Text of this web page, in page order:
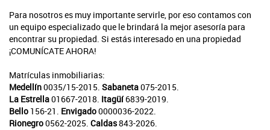
Para nosotros es muy importante servirle, por eso contamos con
un equipo especializado que le brindará la mejor asesoría para
encontrar su propiedad. Si estás interesado en una propiedad
¡COMUNÍCATE AHORA!
Matrículas inmobiliarias:
Medellín0035/15-2015. Sabaneta075-2015.
La Estrella01667-2018. Itagüí6839-2019.
Bello 156-21. Envigado0000036-2022.
Rionegro0562-2025. Caldas843-2026.